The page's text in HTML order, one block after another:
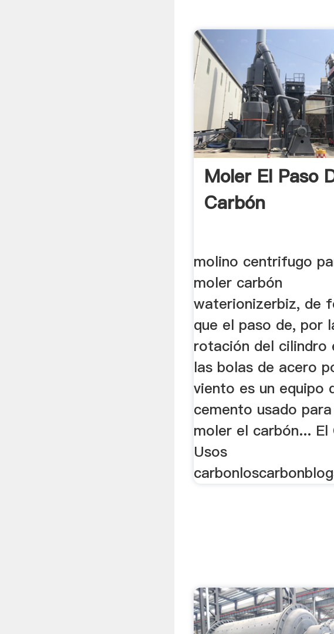
Moler El Paso
Carbón
molino centrifugo
moler carbón
waterionizerbiz, de
que el paso de, por
rotación del cilindro
las bolas de acero
viento es un equipo
cemento usado
moler el carbón... El
Usos